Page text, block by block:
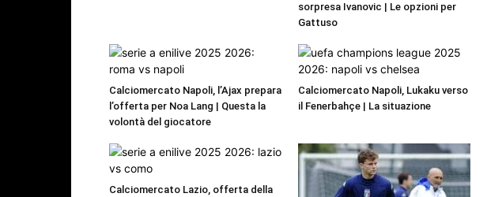
sorpresa Ivanovic | Le opzioni per
Gattuso
Calciomercato Napoli, l’Ajax prepara
l’offerta per Noa Lang | Questa la
volontà del giocatore
Calciomercato Napoli, Lukaku verso
il Fenerbahçe | La situazione
Calciomercato Lazio, offerta della